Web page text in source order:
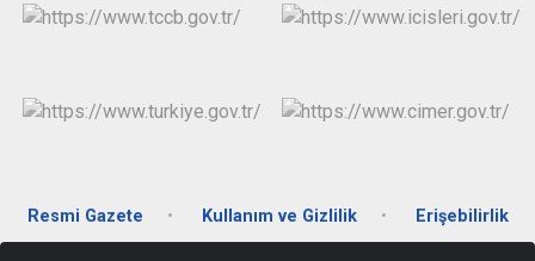
Resmi Gazete Kullanım ve Gizlilik Erişebilirlik